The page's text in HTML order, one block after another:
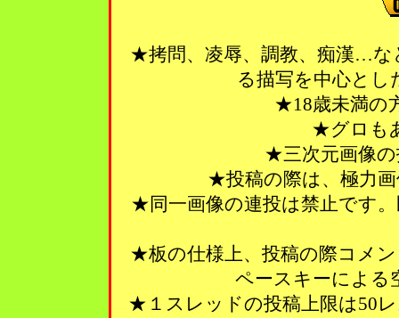
★拷問、凌辱、調教、痴漢…な
る描写を中心とし
★18歳未満の
★グロも
★三次元画像
★投稿の際は、極力
★同一画像の連投は禁止です
★板の仕様上、投稿の際コメ
ペースキーによる
★１スレッドの投稿上限は50